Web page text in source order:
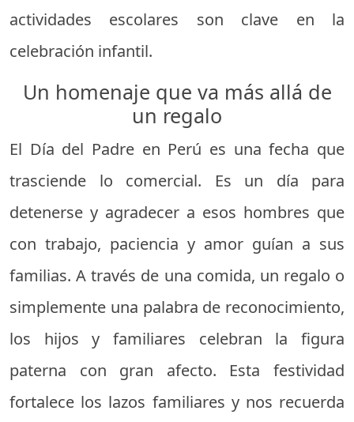
actividades escolares son clave en la
celebración infantil.
Un homenaje que va más allá de
un regalo
El Día del Padre en Perú es una fecha que
trasciende lo comercial. Es un día para
detenerse y agradecer a esos hombres que
con trabajo, paciencia y amor guían a sus
familias. A través de una comida, un regalo o
simplemente una palabra de reconocimiento,
los hijos y familiares celebran la figura
paterna con gran afecto. Esta festividad
fortalece los lazos familiares y nos recuerda